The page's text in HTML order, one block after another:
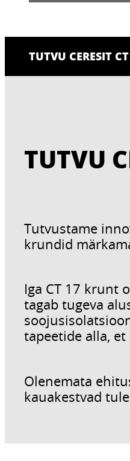
TUTVU CERESIT
TUTVU
Tutvustame
krundid
Iga CT 17 krunt
tagab tugeva
tapeetide alla,
Olenemata
kauakestvad